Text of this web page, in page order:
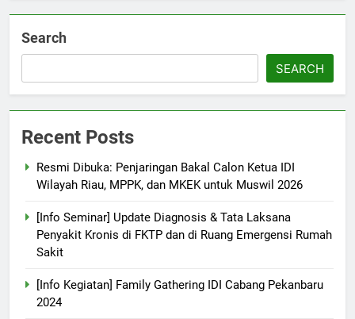
Search
SEARCH
Recent Posts
Resmi Dibuka: Penjaringan Bakal Calon Ketua IDI
Wilayah Riau, MPPK, dan MKEK untuk Muswil 2026
[Info Seminar] Update Diagnosis & Tata Laksana
Penyakit Kronis di FKTP dan di Ruang Emergensi Rumah
Sakit
[Info Kegiatan] Family Gathering IDI Cabang Pekanbaru
2024